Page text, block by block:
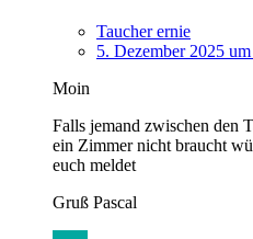
Taucher ernie
5. Dezember 2025
Moin
Falls jemand zwischen den
ein Zimmer nicht braucht
euch meldet
Gruß Pascal